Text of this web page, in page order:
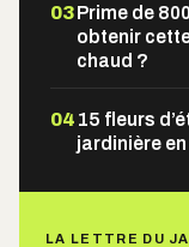
03Prime de
obtenir
chaud ?
04 15 fleurs
jardinière en
LA LETTRE DU